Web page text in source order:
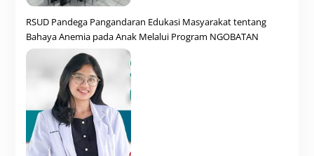
RSUD Pandega Pangandaran Edukasi Masyarakat tentang
Bahaya Anemia pada Anak Melalui Program NGOBATAN